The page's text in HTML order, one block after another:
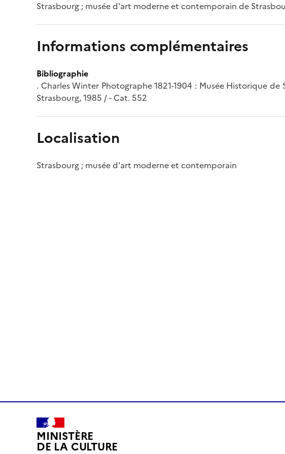
Strasbourg ; musée d'art moderne et contemporain de
Informations complémentaires
Bibliographie
. Charles Winter Photographe 1821-1904 : Musée Historique de
Strasbourg, 1985 / - Cat. 552
Localisation
Strasbourg ; musée d'art moderne et contemporain
MINISTÈRE
DE LA CULTURE